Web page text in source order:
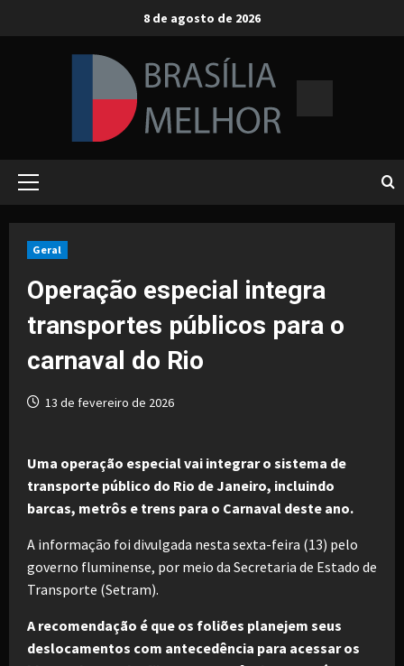
8 de agosto de 2026
Primary
Geral
Operação especial integra
transportes públicos para o
carnaval do Rio
13 de fevereiro de 2026
Uma operação especial vai integrar o sistema de
transporte público do Rio de Janeiro, incluindo
barcas, metrôs e trens para o Carnaval deste ano.
A informação foi divulgada nesta sexta-feira (13) pelo
governo fluminense, por meio da Secretaria de Estado de
Transporte (Setram).
A recomendação é que os foliões planejem seus
deslocamentos com antecedência para acessar os